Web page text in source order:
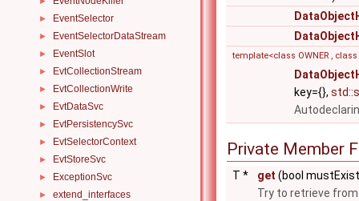
► EventSelector
► EventSelectorDataStream
► EventSlot
► EvtCollectionStream
► EvtCollectionWrite
► EvtDataSvc
► EvtPersistencySvc
► EvtSelectorContext
► EvtStoreSvc
► ExceptionSvc
► extend_interfaces
template<class OWNER , class
key={},
Private Member
T * get (bool
Try to retrieve